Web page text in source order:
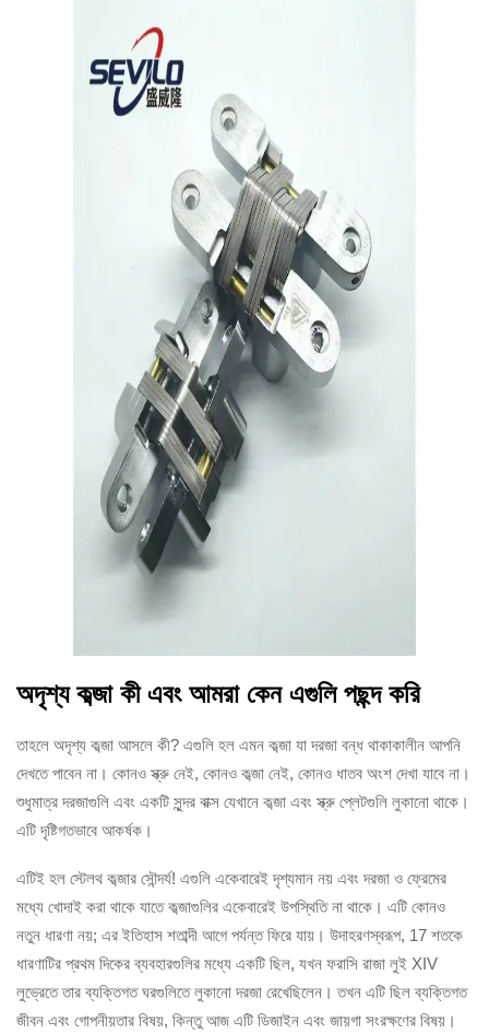
অদৃশ্য কব্জা কী এবং আমরা কেন এগুলি পছন্দ করি
তাহলে অদৃশ্য কব্জা আসলে কী? এগুলি হল এমন কব্জা যা দরজা বন্ধ থাকাকালীন আপনি
দেখতে পাবেন না। কোনও স্ক্রু নেই, কোনও কব্জা নেই, কোনও ধাতব অংশ দেখা যাবে না।
শুধুমাত্র দরজাগুলি এবং একটি সুন্দর বাক্স যেখানে কব্জা এবং স্ক্রু প্লেটগুলি লুকানো থাকে।
এটি দৃষ্টিগতভাবে আকর্ষক।
এটিই হল স্টেলথ কব্জার সৌন্দর্য! এগুলি একেবারেই দৃশ্যমান নয় এবং দরজা ও ফ্রেমের
মধ্যে খোদাই করা থাকে যাতে কব্জাগুলির একেবারেই উপস্থিতি না থাকে। এটি কোনও
নতুন ধারণা নয়; এর ইতিহাস শতাব্দী আগে পর্যন্ত ফিরে যায়। উদাহরণস্বরূপ, 17 শতকে
ধারণাটির প্রথম দিকের ব্যবহারগুলির মধ্যে একটি ছিল, যখন ফরাসি রাজা লুই XIV
লুভ্রেতে তার ব্যক্তিগত ঘরগুলিতে লুকানো দরজা রেখেছিলেন। তখন এটি ছিল ব্যক্তিগত
জীবন এবং গোপনীয়তার বিষয়, কিন্তু আজ এটি ডিজাইন এবং জায়গা সংরক্ষণের বিষয়।